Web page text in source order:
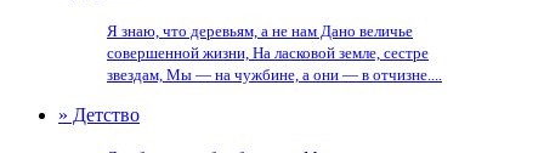
Я знаю, что деревьям, а не нам Дано величье
совершенной жизни, На ласковой земле, сестре
звездам, Мы — на чужбине, а они — в отчизне....
» Детство